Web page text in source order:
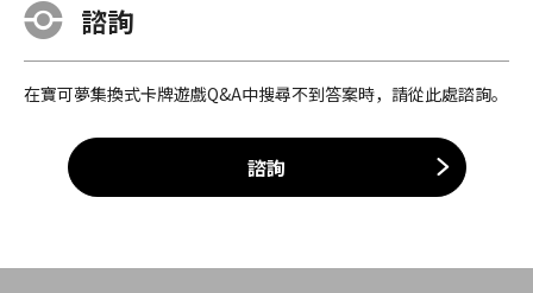
諮詢
在寶可夢集換式卡牌遊戲Q&A中搜尋不到答案時，請從此處諮詢。
諮詢